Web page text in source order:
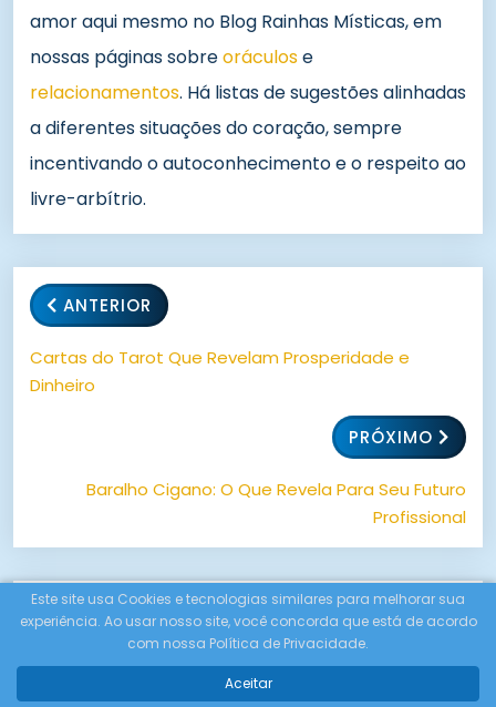
amor aqui mesmo no Blog Rainhas Místicas, em
nossas páginas sobreoráculose
relacionamentos. Há listas de sugestões alinhadas
a diferentes situações do coração, sempre
incentivando o autoconhecimento e o respeito ao
livre-arbítrio.
ANTERIOR
Cartas do Tarot Que Revelam Prosperidade e
Dinheiro
PRÓXIMO
Baralho Cigano: O Que Revela Para Seu Futuro
Profissional
Artigos Relacionados
Este site usa Cookies e tecnologias similares para melhorar sua
experiência. Ao usar nosso site, você concorda que está de acordo
com nossa Política de Privacidade.
Aceitar